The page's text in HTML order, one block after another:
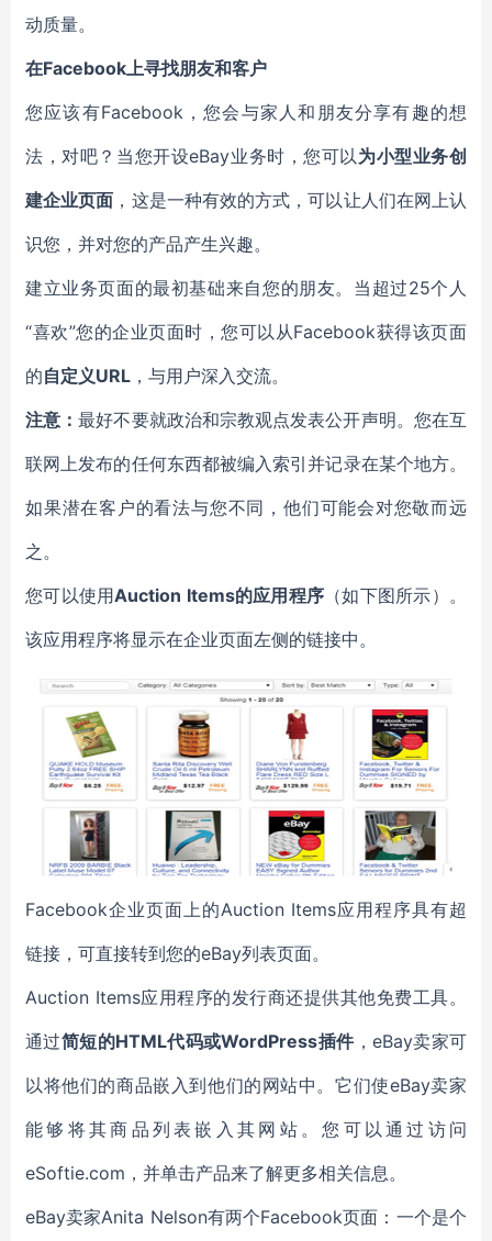
动质量。
在Facebook上寻找朋友和客户
您应该有Facebook，您会与家人和朋友分享有趣的想
法，对吧？当您开设eBay业务时，您可以为小型业务创
建企业页面 ，这是一种有效的方式，可以让人们在网上认
识您，并对您的产品产生兴趣。
建立业务页面的最初基础来自您的朋友。当超过25个人
“喜欢”您的企业页面时，您可以从Facebook获得该页面
的自定义URL ，与用户深入交流。
注意：最好不要就政治和宗教观点发表公开声明。您在互
联网上发布的任何东西都被编入索引并记录在某个地方。
如果潜在客户的看法与您不同，他们可能会对您敬而远
之。
您可以使用Auction Items的应用程序 （如下图所示）。
该应用程序将显示在企业页面左侧的链接中。
Facebook企业页面上的Auction Items应用程序具有超
链接，可直接转到您的eBay列表页面。
Auction Items应用程序的发行商还提供其他免费工具。
通过简短的HTML代码或WordPress插件，eBay卖家可
以将他们的商品嵌入到他们的网站中。它们使eBay卖家
能够将其商品列表嵌入其网站。您可以通过访问
eSoftie.com，并单击产品来了解更多相关信息。
eBay卖家Anita Nelson有两个Facebook页面：一个是个